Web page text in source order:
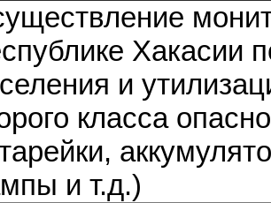
Хакасии
и
класса
и т.д.)